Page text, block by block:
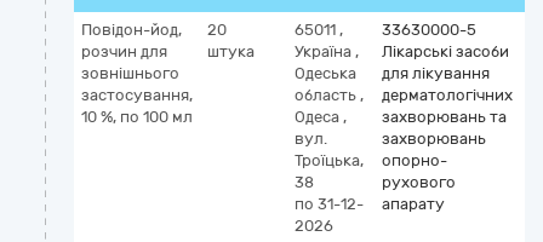
Повідон-йод,
розчин для
зовнішнього
застосування,
10 %, по 100 мл
20
штука
65011 ,
Україна ,
Одеська
область ,
Одеса ,
вул.
Троїцька,
38
по 31-12-
2026
33630000-5
Лікарські засоби
для лікування
дерматологічних
захворювань та
захворювань
опорно-
рухового
апарату